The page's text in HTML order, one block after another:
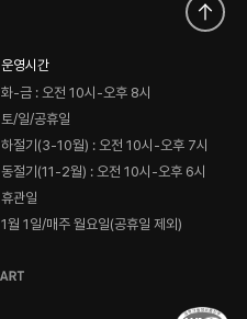
운영시간
화-금 : 오전 10시-오후 8시
토/일/공휴일
하절기(3-10월) : 오전 10시-오후 7시
동절기(11-2월) : 오전 10시-오후 6시
휴관일
1월 1일/매주 월요일(공휴일 제외)